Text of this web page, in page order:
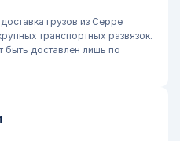
грузов из Серре
транспортных развязок.
быть доставлен лишь по